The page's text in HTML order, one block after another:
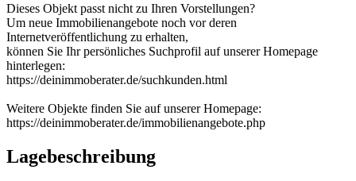
Dieses Objekt passt nicht zu Ihren Vorstellungen?
Um neue Immobilienangebote noch vor deren
Internetveröffentlichung zu erhalten,
können Sie Ihr persönliches Suchprofil auf unserer Homepage
hinterlegen:
https://deinimmoberater.de/suchkunden.html
Weitere Objekte finden Sie auf unserer Homepage:
https://deinimmoberater.de/immobilienangebote.php
Lagebeschreibung